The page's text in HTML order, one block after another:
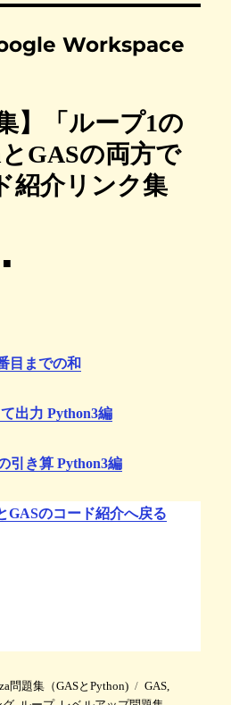
Workspace
】「ループ1の
GASの両方で
紹介リンク集
■
目までの和
出力 Python3編
引き算 Python3編
GASのコード紹介へ戻る
問題集（GASとPython)
タ
GAS,